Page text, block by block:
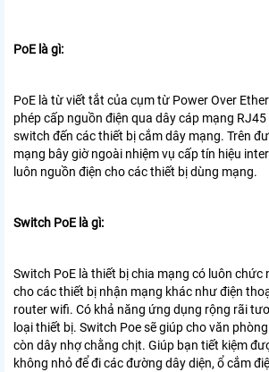
PoE là gì:
PoE là từ viết tắt của cụm từ Power Over
phép cấp nguồn điện qua dây cáp mạng
switch đến các thiết bị cắm dây mạng. Trên
mạng bây giờ ngoài nhiệm vụ cấp tín hiệu
luôn nguồn điện cho các thiết bị dùng mạng.
Switch PoE là gì:
Switch PoE là thiết bị chia mạng có luôn chức
cho các thiết bị nhận mạng khác như điện
router wifi. Có khả năng ứng dụng rộng rãi
loại thiết bị. Switch Poe sẽ giúp cho văn
còn dây nhợ chằng chịt. Giúp bạn tiết kiệm
không nhỏ để đi các đường dây diện, ổ cắm